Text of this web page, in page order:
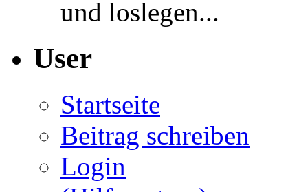
und loslegen...
User
Startseite
Beitrag schreiben
Login